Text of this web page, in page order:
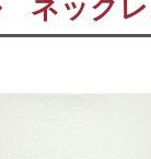
ネックレ